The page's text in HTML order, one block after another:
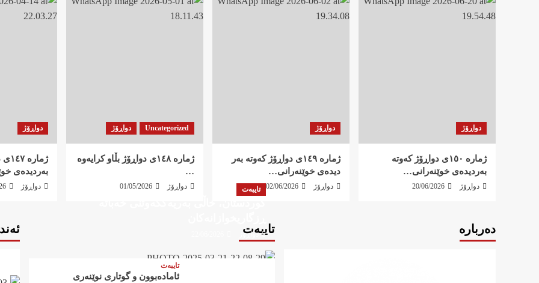
دواڕۆژ
ژمارە ١٥٠ی دواڕۆژ کەوتە
بەردیدەی خوێنەرانی…
دواڕۆژ 20/06/2026
دواڕۆژ
ژمارە ١٤٩ی دواڕۆژ کەوتە بەر
دیدەی خوێنەرانی…
دواڕۆژ 02/06/2026
Uncategorized دواڕۆژ
ژمارە ١٤٨ی دواڕۆژ بڵاو کرایەوە
…
دواڕۆژ 01/05/2026
دواڕۆژ
بەردیدەی
دواڕۆژ
تایبەت
تایبەت
دواڕۆژ
تایبەت
ئامادەبوون و گوتاری نوێنەری
دەربارە